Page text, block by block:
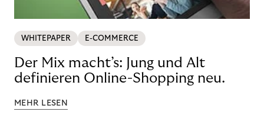
WHITEPAPER E-COMMERCE
Der Mix macht’s: Jung und Alt
definieren Online-Shopping neu.
MEHR LESEN